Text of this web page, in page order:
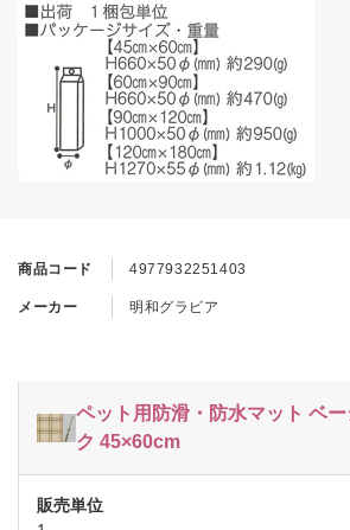
商品コード 4977932251403
メーカー 明和グラビア
ペット用防滑・防水マット ベ
ク 45×60cm